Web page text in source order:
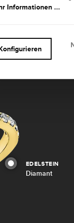
EDELSTEIN
Diamant
Informationen ...